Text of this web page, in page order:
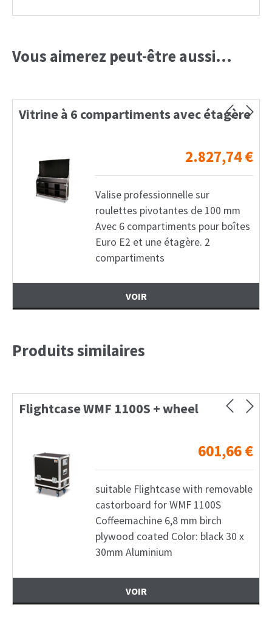
Vous aimerez peut-être aussi…
Vitrine à 6 compartiments avec étagère
2.827,74€
Valise professionnelle sur
roulettes pivotantes de 100 mm
Avec 6 compartiments pour boîtes
Euro E2 et une étagère. 2
compartiments
VOIR
Produits similaires
Flightcase WMF 1100S + wheel
601,66€
suitable Flightcase with removable
castorboard for WMF 1100S
Coffeemachine 6,8 mm birch
plywood coated Color: black 30 x
30mm Aluminium
VOIR